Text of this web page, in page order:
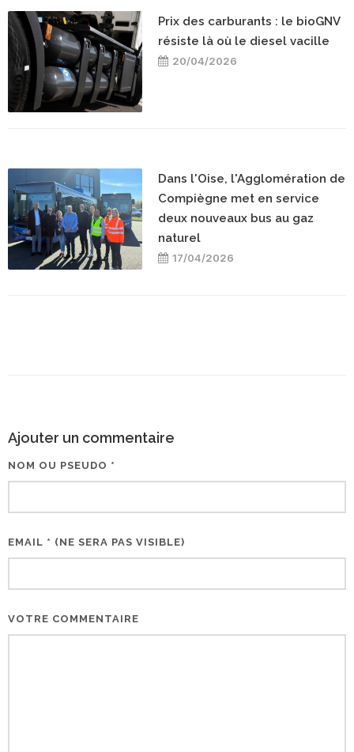
Prix des carburants : le bioGNV
résiste là où le diesel vacille
20/04/2026
Dans l'Oise, l'Agglomération de
Compiègne met en service
deux nouveaux bus au gaz
naturel
17/04/2026
Ajouter un commentaire
NOM OU PSEUDO *
EMAIL * (NE SERA PAS VISIBLE)
VOTRE COMMENTAIRE